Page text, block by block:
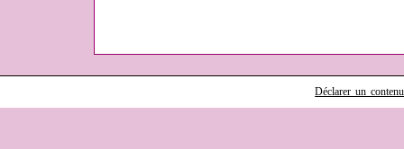
Déclarer un